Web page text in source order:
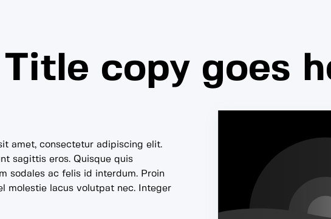
Title copy goes
amet, consectetur adipiscing elit.
sagittis eros. Quisque quis
sodales ac felis id interdum. Proin
molestie lacus volutpat nec. Integer